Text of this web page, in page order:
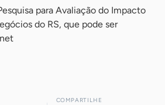
para Avaliação do Impacto
do RS, que pode ser
COMPARTILHE